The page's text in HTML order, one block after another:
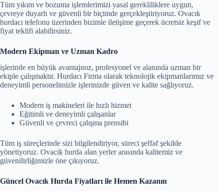
Tüm yıkım ve bozuma işlemlerimizi yasal gerekliliklere uygun,
çevreye duyarlı ve güvenli bir biçimde gerçekleştiriyoruz. Ovacık
hurdacı telefonu üzerinden bizimle iletişime geçerek ücretsiz keşif ve
fiyat teklifi alabilirsiniz.
Modern Ekipman ve Uzman Kadro
işlerinde en büyük avantajınız, profesyonel ve alanında uzman bir
ekiple çalışmaktır. Hurdacı Firma olarak teknolojik ekipmanlarımız ve
deneyimli personelimizle işlerinizde güven ve kalite sağlıyoruz.
Modern iş makineleri ile hızlı hizmet
Eğitimli ve deneyimli çalışanlar
Güvenli ve çevreci çalışma prensibi
Tüm iş süreçlerinde sizi bilgilendiriyor, süreci şeffaf şekilde
yönetiyoruz. Ovacık hurda alan yerler arasında kalitemiz ve
güvenilirliğimizle öne çıkıyoruz.
Güncel Ovacık Hurda Fiyatları ile Hemen Kazanın